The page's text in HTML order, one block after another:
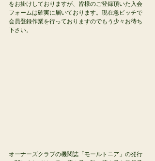
をお掛けしておりますが、皆様のご登録頂いた入会
フォームは確実に届いております。現在急ピッチで
会員登録作業を行っておりますのでもう少々お待ち
下さい。
オーナーズクラブの機関誌「モールトニア」の発行